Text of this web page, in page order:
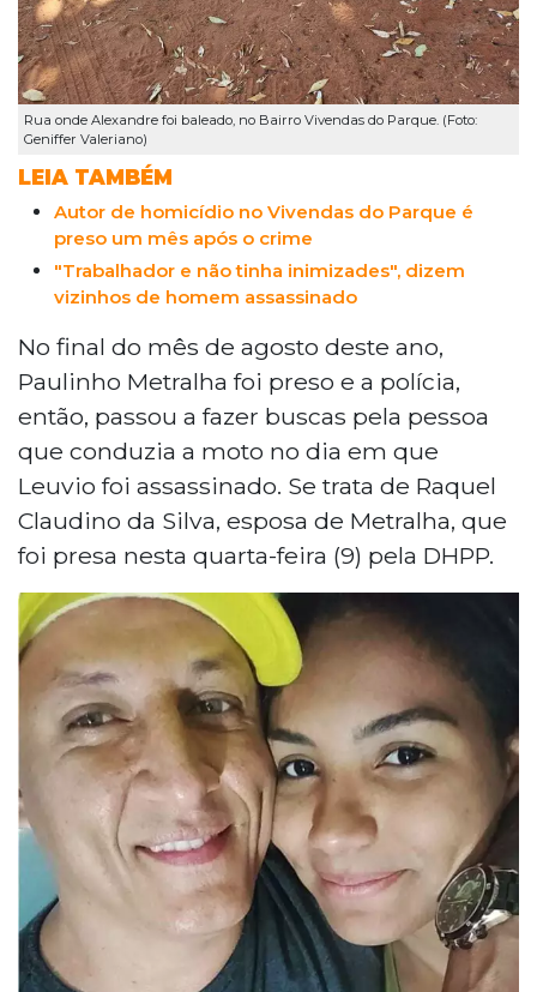
Rua onde Alexandre foi baleado, no Bairro Vivendas do Parque. (Foto:
Geniffer Valeriano)
LEIA TAMBÉM
Autor de homicídio no Vivendas do Parque é
preso um mês após o crime
"Trabalhador e não tinha inimizades", dizem
vizinhos de homem assassinado
No final do mês de agosto deste ano,
Paulinho Metralha foi preso e a polícia,
então, passou a fazer buscas pela pessoa
que conduzia a moto no dia em que
Leuvio foi assassinado. Se trata de Raquel
Claudino da Silva, esposa de Metralha, que
foi presa nesta quarta-feira (9) pela DHPP.